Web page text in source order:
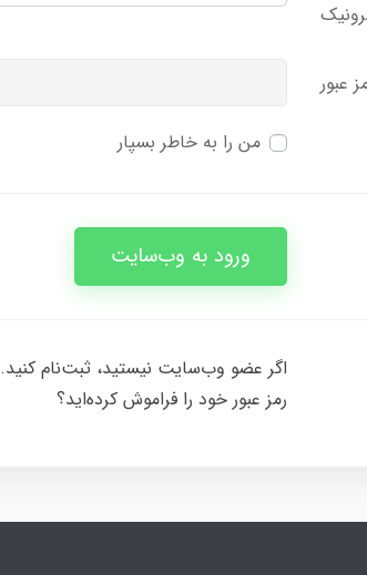
عبور
من را به خاطر بسپار
ورود به وب‌سایت
اگر عضو وب‌سایت نیستید، ثبت‌نام کنید.
رمز عبور خود را فراموش کرده‌اید؟